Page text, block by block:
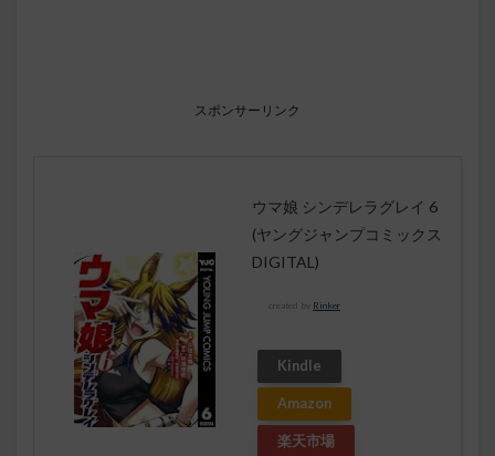
スポンサーリンク
ウマ娘 シンデレラグレイ 6
(ヤングジャンプコミックス
DIGITAL)
created by Rinker
Kindle
Amazon
楽天市場